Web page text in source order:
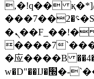
,�!q��
���؝�2��7�SMc�s"���ޭ�DQ/�应
�ܢ��F_��!� :�s"��
����7
�应����B
w�D"��IJ�׭�-`������S��9�Dr�ji��EJ߅��gJ�